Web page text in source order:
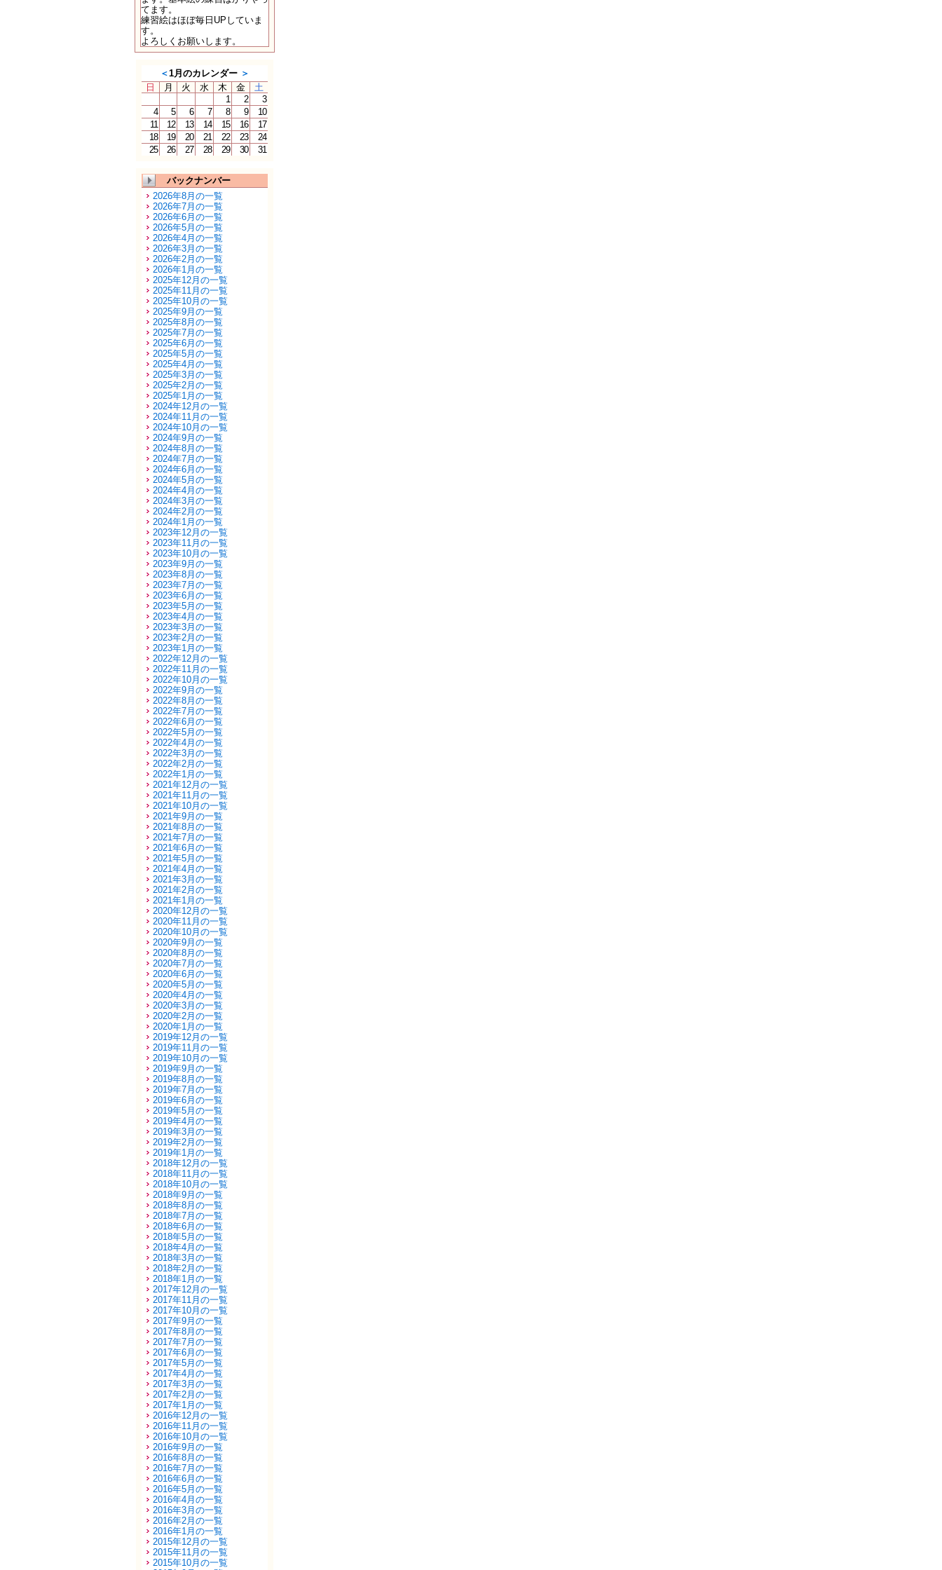
てます。
練習絵はほぼ毎日UPしていま
す。
よろしくお願いします。
＜1月のカレンダー ＞
日
月 火 水 木 金
土
1
2
3
4
5 6 7 8 9
10
11
12 13 14 15 16
17
18
19 20 21 22 23
24
25
26 27 28 29 30 31
バックナンバー
2026年8月の一覧
2026年7月の一覧
2026年6月の一覧
2026年5月の一覧
2026年4月の一覧
2026年3月の一覧
2026年2月の一覧
2026年1月の一覧
2025年12月の一覧
2025年11月の一覧
2025年10月の一覧
2025年9月の一覧
2025年8月の一覧
2025年7月の一覧
2025年6月の一覧
2025年5月の一覧
2025年4月の一覧
2025年3月の一覧
2025年2月の一覧
2025年1月の一覧
2024年12月の一覧
2024年11月の一覧
2024年10月の一覧
2024年9月の一覧
2024年8月の一覧
2024年7月の一覧
2024年6月の一覧
2024年5月の一覧
2024年4月の一覧
2024年3月の一覧
2024年2月の一覧
2024年1月の一覧
2023年12月の一覧
2023年11月の一覧
2023年10月の一覧
2023年9月の一覧
2023年8月の一覧
2023年7月の一覧
2023年6月の一覧
2023年5月の一覧
2023年4月の一覧
2023年3月の一覧
2023年2月の一覧
2023年1月の一覧
2022年12月の一覧
2022年11月の一覧
2022年10月の一覧
2022年9月の一覧
2022年8月の一覧
2022年7月の一覧
2022年6月の一覧
2022年5月の一覧
2022年4月の一覧
2022年3月の一覧
2022年2月の一覧
2022年1月の一覧
2021年12月の一覧
2021年11月の一覧
2021年10月の一覧
2021年9月の一覧
2021年8月の一覧
2021年7月の一覧
2021年6月の一覧
2021年5月の一覧
2021年4月の一覧
2021年3月の一覧
2021年2月の一覧
2021年1月の一覧
2020年12月の一覧
2020年11月の一覧
2020年10月の一覧
2020年9月の一覧
2020年8月の一覧
2020年7月の一覧
2020年6月の一覧
2020年5月の一覧
2020年4月の一覧
2020年3月の一覧
2020年2月の一覧
2020年1月の一覧
2019年12月の一覧
2019年11月の一覧
2019年10月の一覧
2019年9月の一覧
2019年8月の一覧
2019年7月の一覧
2019年6月の一覧
2019年5月の一覧
2019年4月の一覧
2019年3月の一覧
2019年2月の一覧
2019年1月の一覧
2018年12月の一覧
2018年11月の一覧
2018年10月の一覧
2018年9月の一覧
2018年8月の一覧
2018年7月の一覧
2018年6月の一覧
2018年5月の一覧
2018年4月の一覧
2018年3月の一覧
2018年2月の一覧
2018年1月の一覧
2017年12月の一覧
2017年11月の一覧
2017年10月の一覧
2017年9月の一覧
2017年8月の一覧
2017年7月の一覧
2017年6月の一覧
2017年5月の一覧
2017年4月の一覧
2017年3月の一覧
2017年2月の一覧
2017年1月の一覧
2016年12月の一覧
2016年11月の一覧
2016年10月の一覧
2016年9月の一覧
2016年8月の一覧
2016年7月の一覧
2016年6月の一覧
2016年5月の一覧
2016年4月の一覧
2016年3月の一覧
2016年2月の一覧
2016年1月の一覧
2015年12月の一覧
2015年11月の一覧
2015年10月の一覧